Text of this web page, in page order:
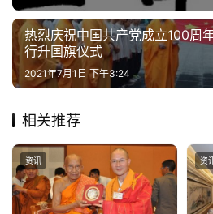
教
艺
术
策
规
免
热烈庆祝中国共产党成立100周
行升国旗仪式
2021年7月1日 下午3:24
相关推荐
资讯 资